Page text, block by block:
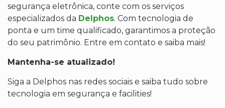
segurança eletrônica, conte com os serviços
especializados da Delphos. Com tecnologia de
ponta e um time qualificado, garantimos a proteção
do seu patrimônio. Entre em contato e saiba mais!
Mantenha-se atualizado!
Siga a Delphos nas redes sociais e saiba tudo sobre
tecnologia em segurança e facilities!